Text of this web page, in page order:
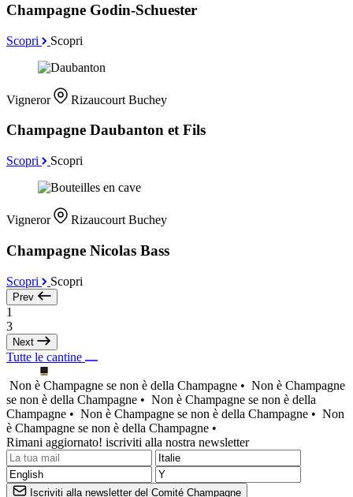
Champagne Godin-Schuester
Scopri Scopri
Vigneror Rizaucourt Buchey
Champagne Daubanton et Fils
Scopri Scopri
Vigneror Rizaucourt Buchey
Champagne Nicolas Bass
Scopri Scopri
Prev
1
3
Next
Tutte le cantine
Non è Champagne se non è della Champagne • Non è Champagne
se non è della Champagne • Non è Champagne se non è della
Champagne • Non è Champagne se non è della Champagne • Non
è Champagne se non è della Champagne •
Rimani aggiornato! iscriviti alla nostra newsletter
Iscriviti alla newsletter del Comité Champagne